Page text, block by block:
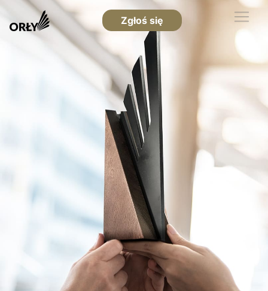
Zgłoś się